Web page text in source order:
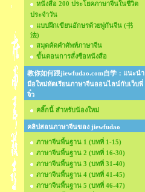
หนังสือ 200 ประโยคภาษาจีนในชีวิต
ประจำวัน
แบบฝึกเขียนอักษรด้วยพู่กันจีน (书
法)
สมุดคัดคำศัพท์ภาษาจีน
ขั้นตอนการสั่งซือหนังสือ
教你如何跟jiewfudao.com自学：แนะนำ
มือใหม่หัดเรียนภาษาจีนออนไลน์กับเว็บพี่
จิ๋ว
คลิ๊กนี้ สำหรับน้องใหม่
คลิปสอนภาษาจีนของ jiewfudao
ภาษาจีนพื้นฐาน 1 (บทที่ 1-15)
ภาษาจีนพื้นฐาน 2 (บทที่ 16-30)
ภาษาจีนพื้นฐาน 3 (บทที่ 31-40)
ภาษาจีนพื้นฐาน 4 (บทที่ 41-45)
ภาษาจีนพื้นฐาน 5 (บทที่ 46-47)